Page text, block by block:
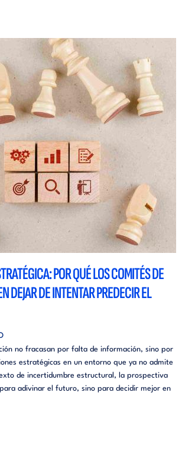
POR QUÉ LOS COMITÉS DE
DEJAR DE INTENTAR PREDECIR EL
no fracasan por falta de información, sino por
estratégicas en un entorno que ya no admite
de incertidumbre estructural, la prospectiva
adivinar el futuro, sino para decidir mejor en